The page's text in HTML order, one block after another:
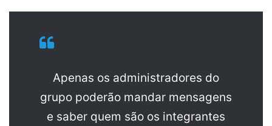
Apenas os administradores do
grupo poderão mandar mensagens
e saber quem são os integrantes